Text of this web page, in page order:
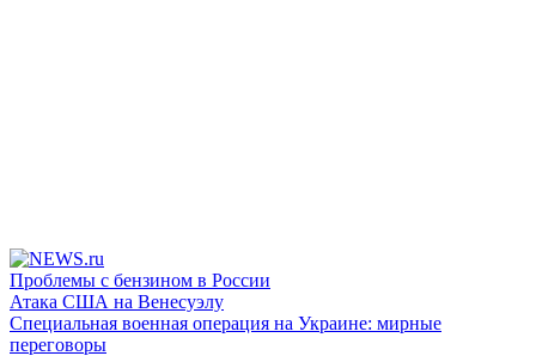
Проблемы с бензином в России
Атака США на Венесуэлу
Специальная военная операция на Украине: мирные
переговоры